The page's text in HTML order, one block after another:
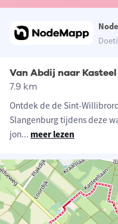
Van Abdij naar Kasteel
7.9 km
Ontdek de de Sint-
Slangenburg tijdens deze
jon... meer lezen